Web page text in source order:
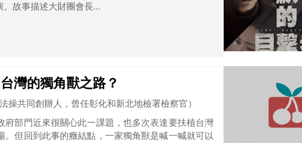
故事描述大財團會長...
灣的獨角獸之路？
操共同創辦人，曾任彰化和新北地檢署檢察官）
府部門近來很關心此一課題，也多次表達要扶植台灣
但回到此事的癥結點，一家獨角獸是喊一喊就可以